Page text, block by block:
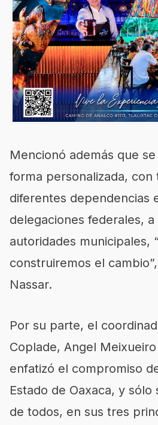
Mencionó además que
forma personalizada, con
diferentes dependencias
delegaciones federales, a
autoridades municipales,
construiremos el
Nassar.
Por su parte, el
Coplade, Angel Meixueiro
enfatizó el compromiso
Estado de Oaxaca, y
de todos, en sus tres